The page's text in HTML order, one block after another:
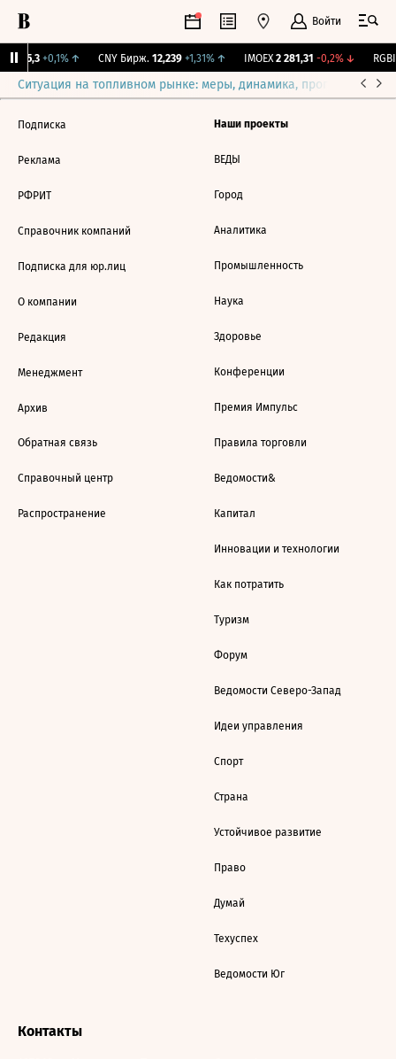
Войти
115,3 +0,1%↑ CNY Бирж. 12,239 +1,31%↑ IMOEX 2 281,31 -0,2%↓
Ситуация на топливном рынке: меры, динамика, прогнозы
Подписка
Реклама
РФРИТ
Справочник компаний
Подписка для юр.лиц
О компании
Редакция
Менеджмент
Архив
Обратная связь
Справочный центр
Распространение
Наши проекты
ВЕДЫ
Город
Аналитика
Промышленность
Наука
Здоровье
Конференции
Премия Импульс
Правила торговли
Ведомости&
Капитал
Инновации и технологии
Как потратить
Туризм
Форум
Ведомости Северо-Запад
Идеи управления
Спорт
Страна
Устойчивое развитие
Право
Думай
Техуспех
Ведомости Юг
Контакты